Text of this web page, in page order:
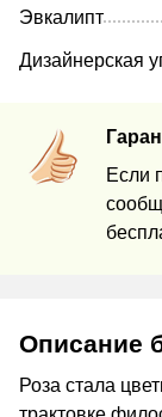
Если
Эвкалипт
Дизайнерская
Описание
Роза стала